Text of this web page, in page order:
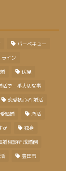
バーベキュー
ライン
伏見
活で一番大切な事
恋愛初心者 婚活
結婚 恋活
か 独身
婚相談所 成婚例
豊田市